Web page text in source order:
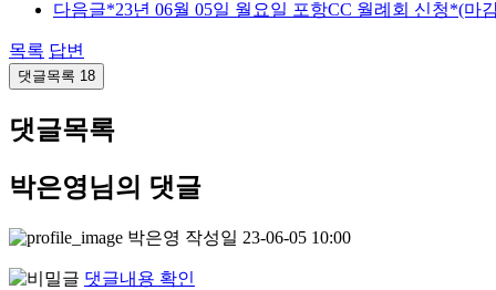
다음글*23년 06월 05일 월요일 포항CC 월례회 신청*(마
목록 답변
댓글목록 18
댓글목록
박은영님의 댓글
박은영 작성일 23-06-05 10:00
댓글내용 확인